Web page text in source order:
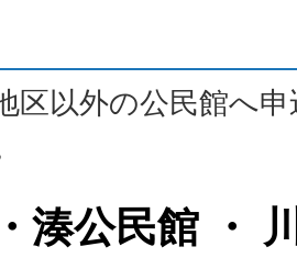
区以外の公民館へ
湊公民館 ・